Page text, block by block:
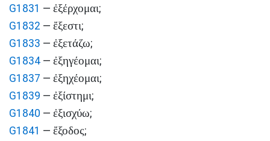
G1831 — ἐξέρχομαι;
G1832 — ἔξεστι;
G1833 — ἐξετάζω;
G1834 — ἐξηγέομαι;
G1837 — ἐξηχέομαι;
G1839 — ἐξίστημι;
G1840 — ἐξισχύω;
G1841 — ἔξοδος;